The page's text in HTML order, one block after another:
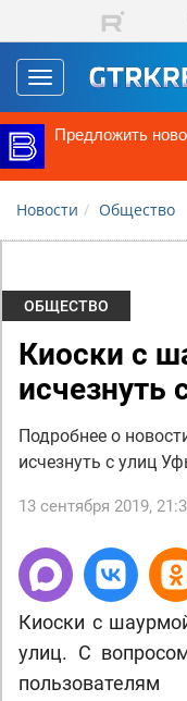
Перейти к основному
Toggle
navigation
Предложить
Новости Общество
ОБЩЕСТВО
Киоски с
исчезнуть
Подробнее о
исчезнуть с улиц
13 сентября 2019,
Киоски с
улиц. С